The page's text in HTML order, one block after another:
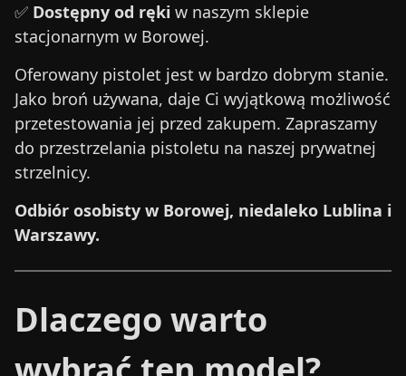
✅ Dostępny od ręki w naszym sklepie
stacjonarnym w Borowej.
Oferowany pistolet jest w bardzo dobrym stanie.
Jako broń używana, daje Ci wyjątkową możliwość
przetestowania jej przed zakupem. Zapraszamy
do przestrzelania pistoletu na naszej prywatnej
strzelnicy.
Odbiór osobisty w Borowej, niedaleko Lublina i
Warszawy.
Dlaczego warto